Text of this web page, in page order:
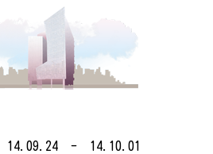
14.09.24 - 14.10.01